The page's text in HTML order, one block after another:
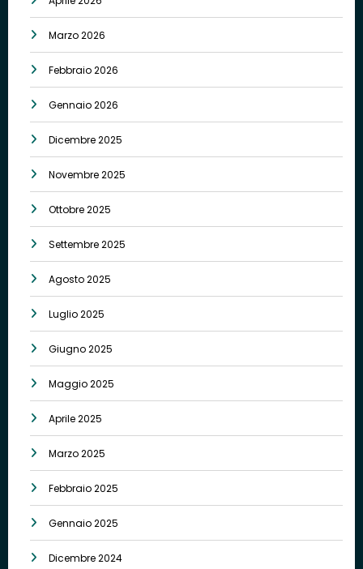
Marzo 2026
Febbraio 2026
Gennaio 2026
Dicembre 2025
Novembre 2025
Ottobre 2025
Settembre 2025
Agosto 2025
Luglio 2025
Giugno 2025
Maggio 2025
Aprile 2025
Marzo 2025
Febbraio 2025
Gennaio 2025
Dicembre 2024